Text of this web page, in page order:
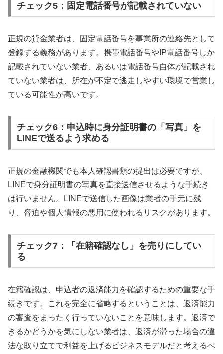
チェック5：固定電話番号が記載されていない
正規の貸金業者は、固定電話番号を事業所の連絡先として
登録する義務があります。携帯電話番号やIP電話番号しか
記載されていない業者、あるいは電話番号自体が記載され
ていない業者は、所在が不定で逃走しやすい環境で営業し
ている可能性が高いです。
チェック6：申込時に身分証明書の「写真」を
LINEで送るよう求める
正規の金融機関でも本人確認書類の提出は必要ですが、
LINEで身分証明書の写真を直接送信させるような手続き
は行いません。LINEで送信した画像は業者の手元に残
り、脅迫や個人情報の悪用に使われるリスクがあります。
チェック7：「在籍確認なし」を売りにしてい
る
在籍確認は、申込者の返済能力を確認するための重要な手
続きです。これを完全に省略するということは、返済能力
の審査をまったく行っていないことを意味します。返済で
きるかどうかを気にしない業者は、返済が滞った場合の違
法な取り立てで利益を上げるビジネスモデルだと考えるべ